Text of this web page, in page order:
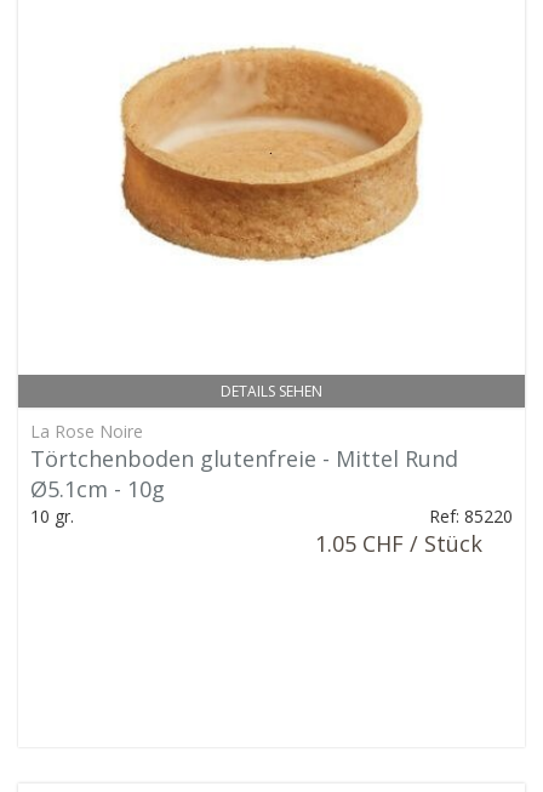
DETAILS SEHEN
La Rose Noire
Törtchenboden glutenfreie - Mittel Rund
Ø5.1cm - 10g
10 gr. Ref: 85220
1.05 CHF / Stück